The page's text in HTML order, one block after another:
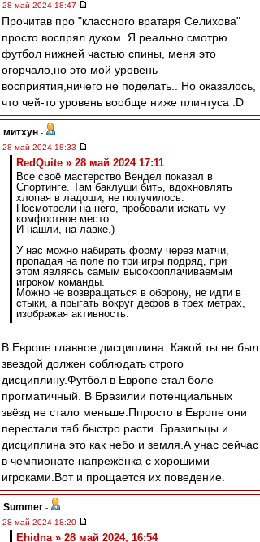
28 май 2024 18:47
Прочитав про "классного вратаря Селихова"
просто воспрял духом. Я реально смотрю
футбол нижней частью спины, меня это
огорчало,но это мой уровень
восприятия,ничего не поделать.. Но оказалось,
что чей-то уровень вообще ниже плинтуса :D
митхун -
28 май 2024 18:33
RedQuite » 28 май 2024 17:11
Все своё мастерство Вендел показал в
Спортинге. Там баклуши бить, вдохновлять
хлопая в ладоши, не получилось.
Посмотрели на него, пробовали искать му
комфортное место.
И нашли, на лавке.)
У нас можно набирать форму через матчи,
пропадая на поле по три игры подряд, при
этом являясь самым высокооплачиваемым
игроком команды.
Можно не возвращаться в оборону, не идти в
стыки, а прыгать вокруг дефов в трех метрах,
изображая активность.
В Европе главное дисциплина. Какой ты не был
звездой должен соблюдать строго
дисциплину.Футбол в Европе стал боле
прогматичный. В Бразилии потенциальных
звёзд не стало меньше.Ппросто в Европе они
перестали таб быстро расти. Бразильцы и
дисциплина это как небо и земля.А унас сейчас
в чемпионате напрежёнка с хорошими
игроками.Вот и прощается их поведение.
Summer -
28 май 2024 18:20
Ehidna » 28 май 2024, 16:54